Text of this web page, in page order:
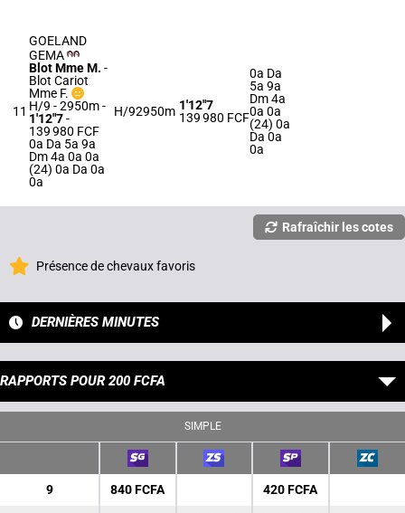
11
GOELAND
GEMA
Blot Mme M. -
Blot Cariot
Mme F.
H/9 - 2950m-
1'12"7-
139 980 FCF
0a Da 5a 9a
Dm 4a 0a 0a
(24) 0a Da 0a
0a
H/92950m 1'12"7
139 980 FCF
0a Da
5a 9a
Dm 4a
0a 0a
(24) 0a
Da 0a
0a
Rafraîchir les cotes
Présence de chevaux favoris
DERNIÈRES MINUTES
RAPPORTS POUR 200 FCFA
SIMPLE
9 840 FCFA 420 FCFA